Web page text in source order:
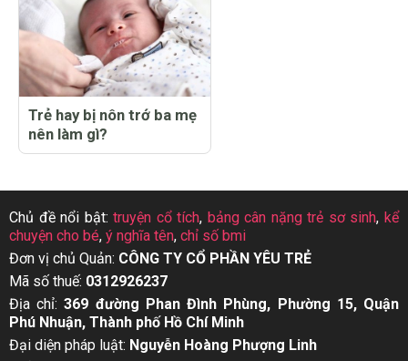
Trẻ hay bị nôn trớ ba mẹ
nên làm gì?
Chủ đề nổi bật:truyện cổ tích, bảng cân nặng trẻ sơ sinh, kể
chuyện cho bé, ý nghĩa tên, chỉ số bmi
Đơn vị chủ Quản: CÔNG TY CỔ PHẦN YÊU TRẺ
Mã số thuế: 0312926237
Địa chỉ:369 đường Phan Đình Phùng, Phường 15, Quận
Phú Nhuận, Thành phố Hồ Chí Minh
Đại diện pháp luật: Nguyễn Hoàng Phượng Linh